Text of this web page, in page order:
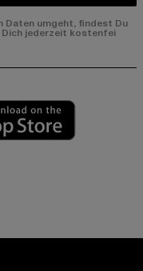
Daten umgeht, findest Du
Dich jederzeit kostenfei